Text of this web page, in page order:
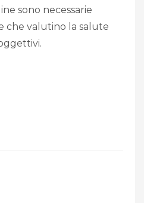
sono necessarie
che valutino la salute